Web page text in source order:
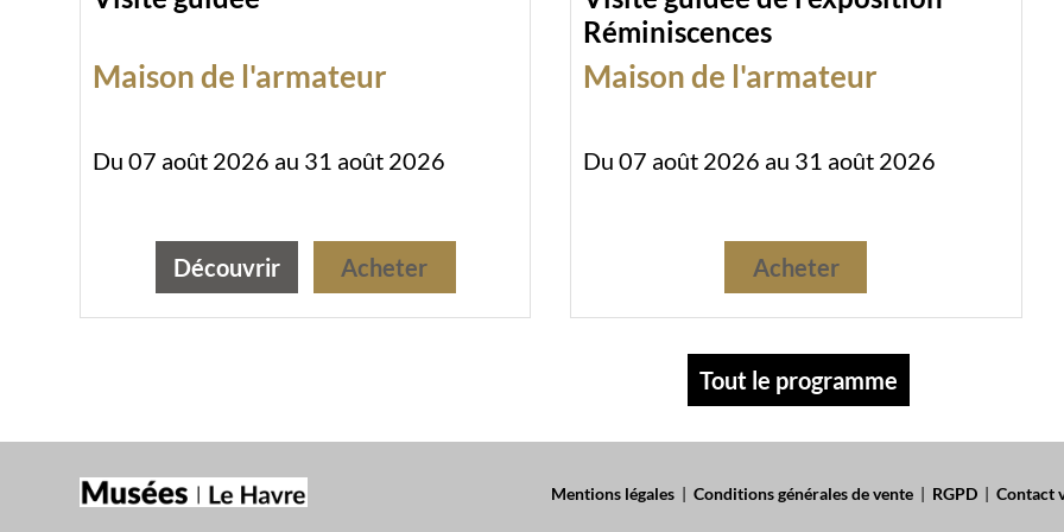
Maison de l'armateur
Du 07 août 2026 au 31 août 2026
Découvrir Acheter
Réminiscences
Maison de l'armateur
Du 07 août 2026 au 31 août 2026
Acheter
Tout le programme
Mentions légales |Conditions générales de vente | RGPD |Contact